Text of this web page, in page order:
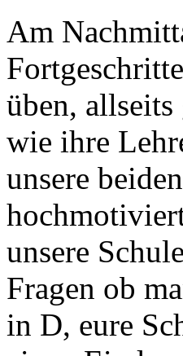
Am
üben,
wie ihre
unsere
unsere
Fragen ob
in D, eure